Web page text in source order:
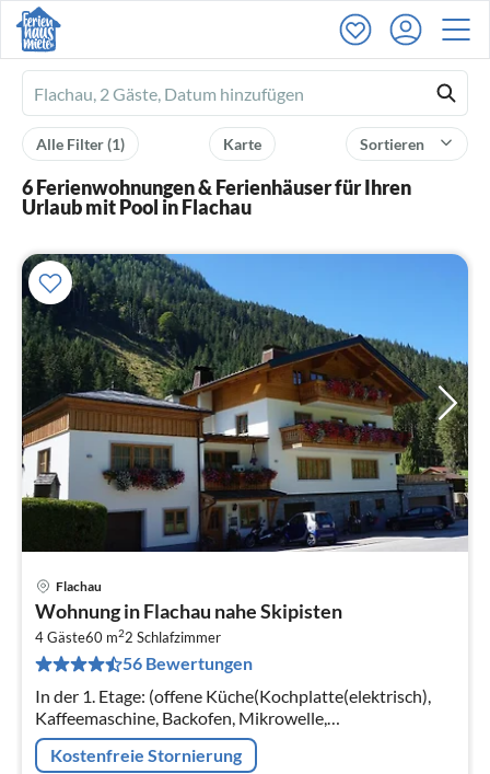
Ferienhausmiete
logo
Sortieren
Karte
Alle Filter(1)
6 Ferienwohnungen & Ferienhäuser für Ihren
Urlaub mit Pool in Flachau
Flachau
Wohnung in Flachau nahe Skipisten
4 Gäste60 m22 Schlafzimmer
56 Bewertungen
In der 1. Etage: (offene Küche(Kochplatte(elektrisch),
Kaffeemaschine, Backofen, Mikrowelle,
Kühl-/Gefrierkombination), Schlafzimmer(Doppelbett),
Schlafzimmer(Doppelbett)
Kostenfreie Stornierung